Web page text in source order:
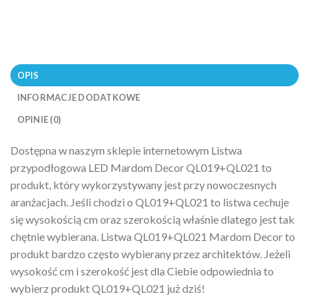
OPIS
INFORMACJE DODATKOWE
OPINIE (0)
Dostępna w naszym sklepie internetowym Listwa
przypodłogowa LED Mardom Decor QL019+QL021 to
produkt, który wykorzystywany jest przy nowoczesnych
aranżacjach. Jeśli chodzi o QL019+QL021 to listwa cechuje
się wysokością cm oraz szerokością właśnie dlatego jest tak
chętnie wybierana. Listwa QL019+QL021 Mardom Decor to
produkt bardzo często wybierany przez architektów. Jeżeli
wysokość cm i szerokość jest dla Ciebie odpowiednia to
wybierz produkt QL019+QL021 już dziś!